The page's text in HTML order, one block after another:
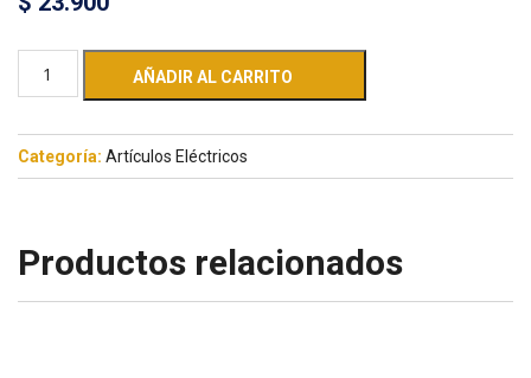
AÑADIR AL CARRITO
Categoría: Artículos Eléctricos
Productos relacionados